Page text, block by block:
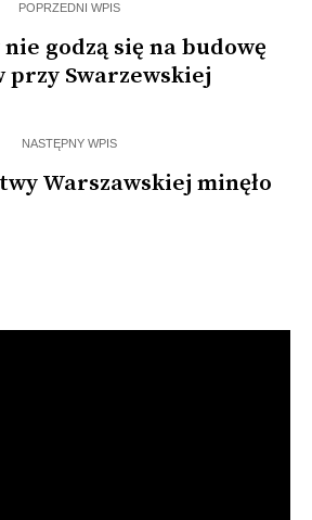
POPRZEDNI WPIS
godzą się na budowę
przy Swarzewskiej
NASTĘPNY WPIS
Warszawskiej minęło